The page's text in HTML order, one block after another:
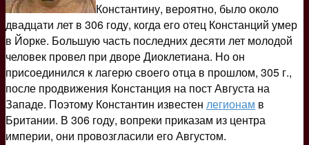
Константину, вероятно, было около
двадцати лет в 306 году, когда его отец Констанций умер
в Йорке. Большую часть последних десяти лет молодой
человек провел при дворе Диоклетиана. Но он
присоединился к лагерю своего отца в прошлом, 305 г.,
после продвижения Констанция на пост Августа на
Западе. Поэтому Константин известен легионам в
Британии. В 306 году, вопреки приказам из центра
империи, они провозгласили его Августом.